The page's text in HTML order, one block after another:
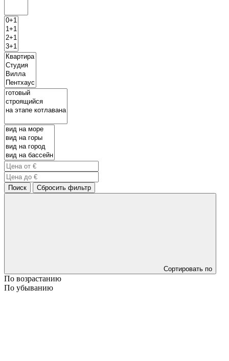
Поиск Сбросить фильтр
Сортировать по
По возрастанию
По убыванию